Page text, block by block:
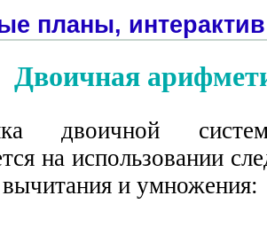
планы, интерактив
Двоичная
двоичной
на использовании
и умножения: